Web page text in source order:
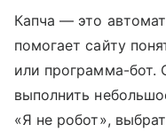
Капча — это
помогает сайту
или программа-бот.
выполнить
«Я не робот»,